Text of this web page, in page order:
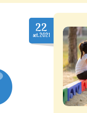
Play
Downloads
Atividades
Assine
22
set.2021